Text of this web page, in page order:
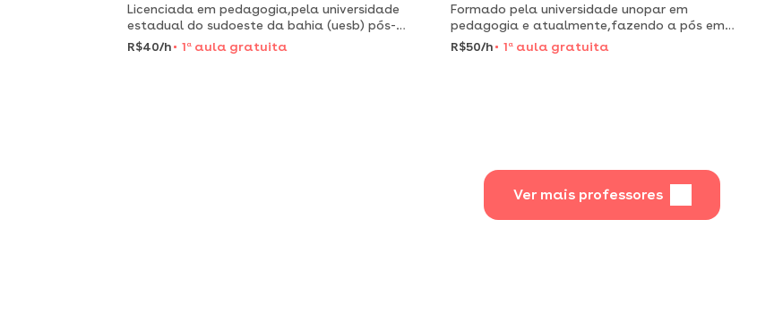
Licenciada em pedagogia,pela universidade
estadual do sudoeste da bahia (uesb) pós-
graduanda em educação infantil
R$40/h 1 a aula gratuita
Formado pela universidade unopar em
pedagogia e atualmente,fazendo a pós em
psicopedagogia
R$50/h 1 a aula gratuita
Ver mais professores